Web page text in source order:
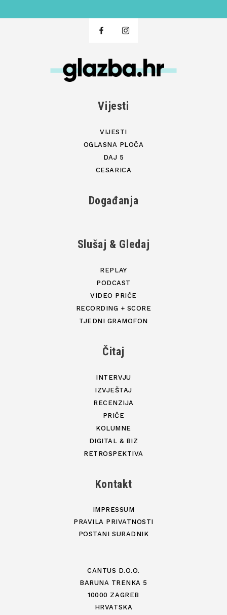
Vijesti
VIJESTI
OGLASNA PLOČA
DAJ 5
CESARICA
Događanja
Slušaj & Gledaj
REPLAY
PODCAST
VIDEO PRIČE
RECORDING + SCORE
TJEDNI GRAMOFON
Čitaj
INTERVJU
IZVJEŠTAJ
RECENZIJA
PRIČE
KOLUMNE
DIGITAL & BIZ
RETROSPEKTIVA
Kontakt
IMPRESSUM
PRAVILA PRIVATNOSTI
POSTANI SURADNIK
CANTUS D.O.O.
BARUNA TRENKA 5
10000 ZAGREB
HRVATSKA